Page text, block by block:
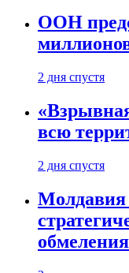
ООН
2 дня спустя
всю
2 дня спустя
Молдавия